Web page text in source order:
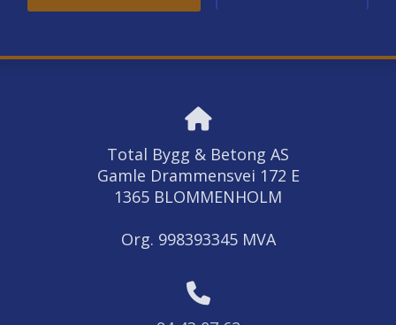
Total Bygg & Betong AS
Gamle Drammensvei 172 E
1365 BLOMMENHOLM
Org. 998393345 MVA